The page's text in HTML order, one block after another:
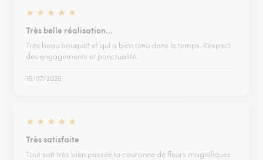
★ ★ ★ ★ ★
Très belle réalisation…
Très beau bouquet et qui a bien tenu dans le temps. Respect
des engagements et ponctualité.
16/07/2026
★ ★ ★ ★ ★
Très satisfaite
Tout sait très bien passée,la couronne de fleurs magnifiques